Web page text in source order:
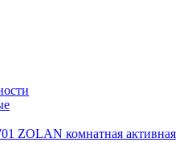
ZOLAN комнатная активная